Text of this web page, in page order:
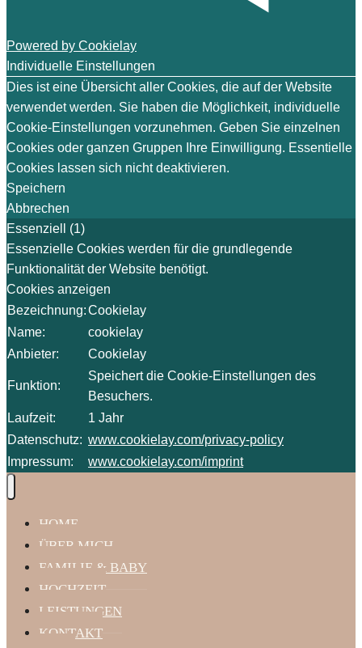
Powered by Cookielay
Individuelle Einstellungen
Dies ist eine Übersicht aller Cookies, die auf der Website
verwendet werden. Sie haben die Möglichkeit, individuelle
Cookie-Einstellungen vorzunehmen. Geben Sie einzelnen
Cookies oder ganzen Gruppen Ihre Einwilligung. Essentielle
Cookies lassen sich nicht deaktivieren.
Speichern
Abbrechen
Essenziell (1)
Essenzielle Cookies werden für die grundlegende
Funktionalität der Website benötigt.
Cookies anzeigen
Bezeichnung:Cookielay
Name:
cookielay
Anbieter:
Cookielay
Funktion:
Speichert die Cookie-Einstellungen des
Besuchers.
Laufzeit:
1 Jahr
Datenschutz: www.cookielay.com/privacy-policy
Impressum:
www.cookielay.com/imprint
HOME
ÜBER MICH
FAMILIE & BABY
HOCHZEIT
LEISTUNGEN
KONTAKT